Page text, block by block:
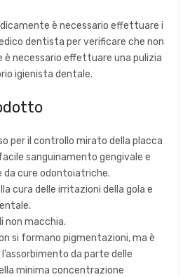
è necessario effettuare i
dentista per verificare che non
è necessario effettuare una pulizia
igienista dentale.
per il controllo mirato della placca
sanguinamento gengivale e
da cure odontoiatriche.
cura delle irritazioni della gola e
non macchia.
si formano pigmentazioni, ma è
da parte delle
minima concentrazione